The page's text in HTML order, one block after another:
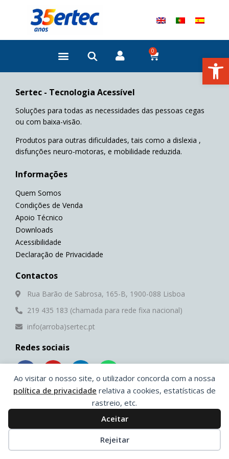
Ao visitar o nosso site, o utilizador concorda com a nossa
política de privacidade relativa a cookies, estatísticas de
rastreio, etc.
Aceitar
Rejeitar
0
Cart
Sertec - Tecnologia Acessível
Soluções para todas as necessidades das pessoas cegas
ou com baixa-visão.
Produtos para outras dificuldades, tais como a dislexia ,
disfunções neuro-motoras, e mobilidade reduzida.
Informações
Quem Somos
Condições de Venda
Apoio Técnico
Downloads
Acessibilidade
Declaração de Privacidade
Contactos
Rua Barão de Sabrosa, 165-B, 1900-088 Lisboa
219 435 183 (chamada para rede fixa nacional)
info(arroba)sertec.pt
Redes sociais
F
a
c
e
b
o
-
Y
o
u
t
u
e
L
i
n
k
e
i
-
W
h
a
t
s
a
p
p
© 2026 Sertec | Desenvolvido porPing®